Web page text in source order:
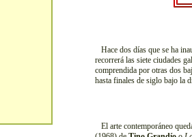
Hace dos días que se ha
recorrerá las siete ciudades
comprendida por otras dos
hasta finales de siglo bajo la
El arte contemporáneo